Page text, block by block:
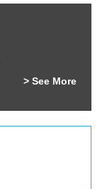
> See More